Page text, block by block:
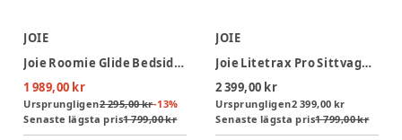
JOIE
Joie Roomie Glide Bedside Crib - Almond
1 989,00 kr
Ursprungligen2 295,00 kr-13%
Senaste lägsta pris1 799,00 kr
JOIE
Joie Litetrax Pro Sittvagn - Shale
2 399,00 kr
Ursprungligen2 399,00 kr
Senaste lägsta pris1 799,00 kr